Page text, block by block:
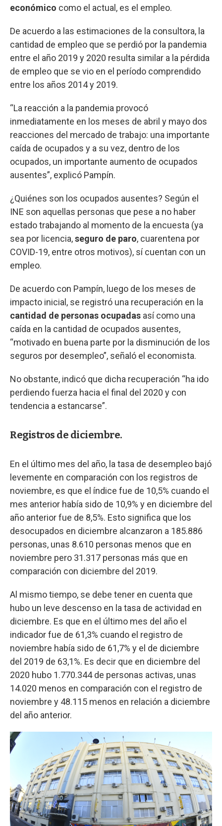
económico como el actual, es el empleo.
De acuerdo a las estimaciones de la consultora, la
cantidad de empleo que se perdió por la pandemia
entre el año 2019 y 2020 resulta similar a la pérdida
de empleo que se vio en el período comprendido
entre los años 2014 y 2019.
“La reacción a la pandemia provocó
inmediatamente en los meses de abril y mayo dos
reacciones del mercado de trabajo: una importante
caída de ocupados y a su vez, dentro de los
ocupados, un importante aumento de ocupados
ausentes”, explicó Pampín.
¿Quiénes son los ocupados ausentes? Según el
INE son aquellas personas que pese a no haber
estado trabajando al momento de la encuesta (ya
sea por licencia,seguro de paro, cuarentena por
COVID-19, entre otros motivos), sí cuentan con un
empleo.
De acuerdo con Pampín, luego de los meses de
impacto inicial, se registró una recuperación en la
cantidad de personas ocupadas así como una
caída en la cantidad de ocupados ausentes,
“motivado en buena parte por la disminución de los
seguros por desempleo”, señaló el economista.
No obstante, indicó que dicha recuperación “ha ido
perdiendo fuerza hacia el final del 2020 y con
tendencia a estancarse”.
Registros de diciembre.
En el último mes del año, la tasa de desempleo bajó
levemente en comparación con los registros de
noviembre, es que el índice fue de 10,5% cuando el
mes anterior había sido de 10,9% y en diciembre del
año anterior fue de 8,5%. Esto significa que los
desocupados en diciembre alcanzaron a 185.886
personas, unas 8.610 personas menos que en
noviembre pero 31.317 personas más que en
comparación con diciembre del 2019.
Al mismo tiempo, se debe tener en cuenta que
hubo un leve descenso en la tasa de actividad en
diciembre. Es que en el último mes del año el
indicador fue de 61,3% cuando el registro de
noviembre había sido de 61,7% y el de diciembre
del 2019 de 63,1%. Es decir que en diciembre del
2020 hubo 1.770.344 de personas activas, unas
14.020 menos en comparación con el registro de
noviembre y 48.115 menos en relación a diciembre
del año anterior.